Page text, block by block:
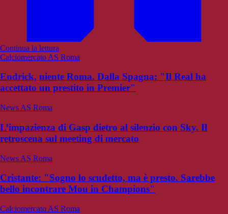
Continua la lettura
Calciomercato AS Roma
Endrick, niente Roma. Dalla Spagna: "Il Real ha
accettato un prestito in Premier"
News AS Roma
L’impazienza di Gasp dietro al silenzio con Sky. Il
retroscena sul meeting di mercato
News AS Roma
Cristante: "Sogno lo scudetto, ma è presto. Sarebbe
bello incontrare Mou in Champions"
Calciomercato AS Roma